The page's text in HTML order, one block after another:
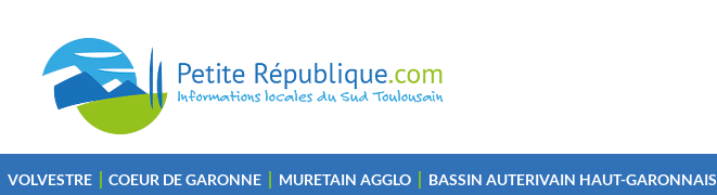
VOLVESTRE COEUR DE GARONNE MURETAIN AGGLO BASSIN AUTERIVAIN HAUT-GARONNAIS